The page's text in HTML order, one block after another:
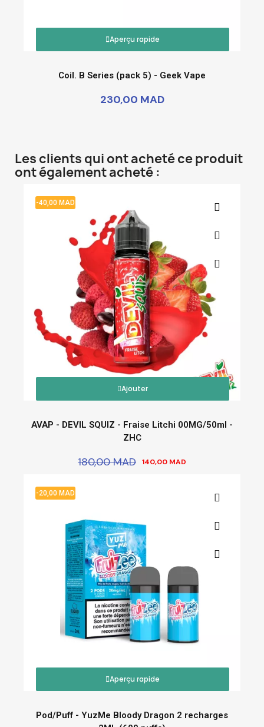
Aperçu rapide
Coil. B Series (pack 5) - Geek Vape
230,00 MAD
Les clients qui ont acheté ce produit
ont également acheté :
-40,00 MAD
Ajouter
AVAP - DEVIL SQUIZ - Fraise Litchi 00MG/50ml -
ZHC
180,00 MAD 140,00 MAD
-20,00 MAD
Aperçu rapide
Pod/Puff - YuzMe Bloody Dragon 2 recharges